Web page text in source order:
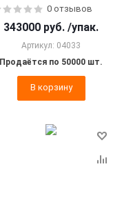
0 отзывов
343000 руб. /упак.
Артикул: 04033
Продаётся по 50000 шт.
В корзину